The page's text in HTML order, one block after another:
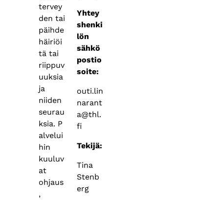
tervey
den tai
päihde
häiriöi
tä tai
riippuv
uuksia
ja
niiden
seurau
ksia. P
alvelui
hin
kuuluv
at
ohjaus
,
Yhtey
shenki
lön
sähkö
postio
soite:
outi.lin
narant
a@thl.
fi
Tekijä:
Tina
Stenb
erg